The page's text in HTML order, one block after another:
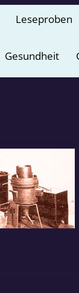
Leseproben
Gesundheit